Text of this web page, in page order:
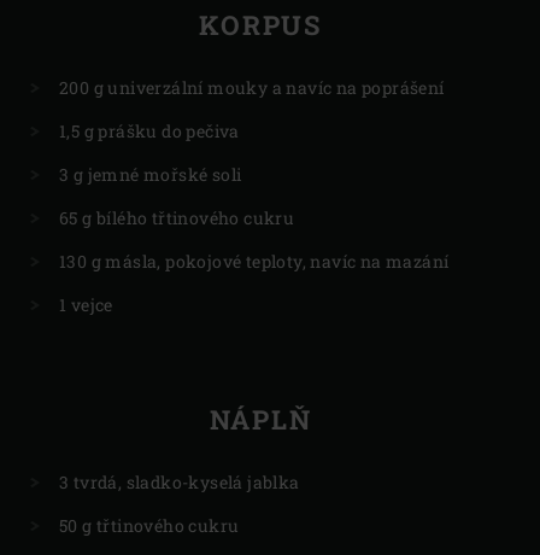
KORPUS
200 g univerzální mouky a navíc na poprášení
1,5 g prášku do pečiva
3 g jemné mořské soli
65 g bílého třtinového cukru
130 g másla, pokojové teploty, navíc na mazání
1 vejce
NÁPLŇ
3 tvrdá, sladko-kyselá jablka
50 g třtinového cukru